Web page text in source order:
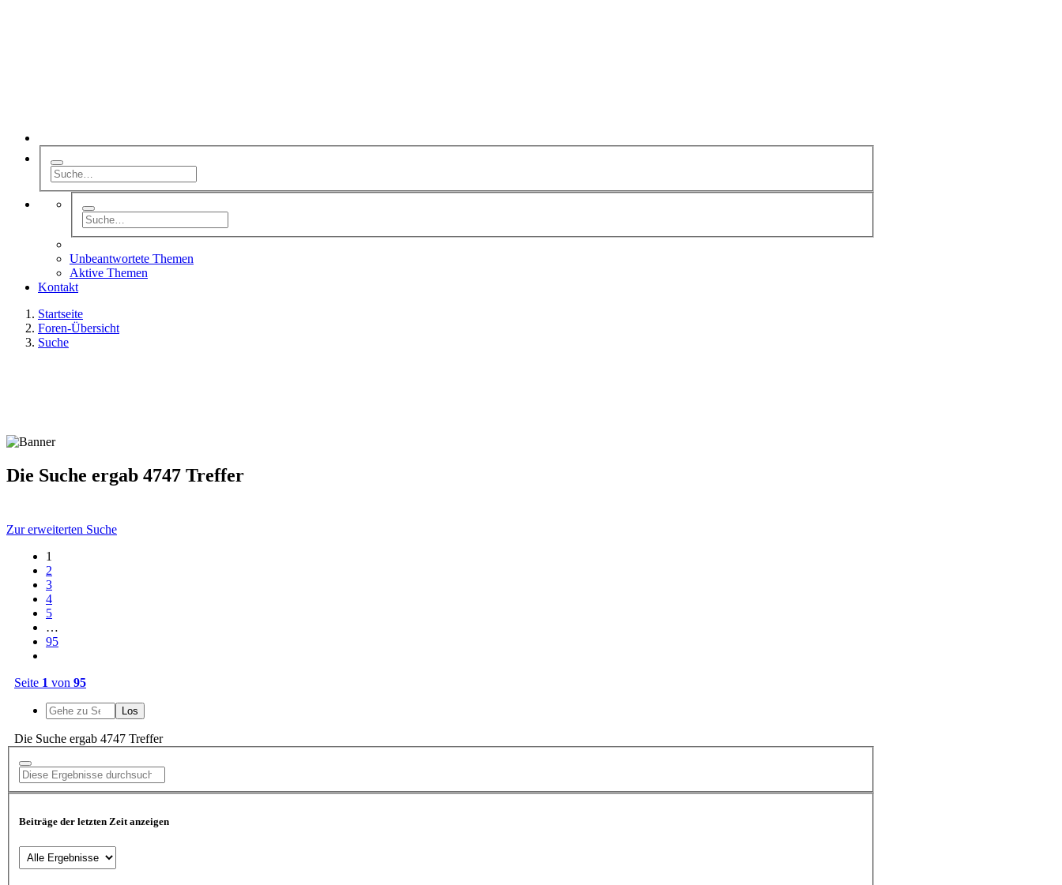
Unbeantwortete Themen
Aktive Themen
Kontakt
Startseite
Foren-Übersicht
Suche
Die Suche ergab 4747 Treffer
Zur erweiterten Suche
1
2
3
4
5
…
95
Seite 1 von 95
Die Suche ergab 4747 Treffer
Beiträge der letzten Zeit anzeigen